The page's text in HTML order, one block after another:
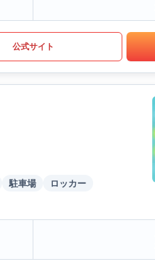
公式サイト
駐車場 ロッカー